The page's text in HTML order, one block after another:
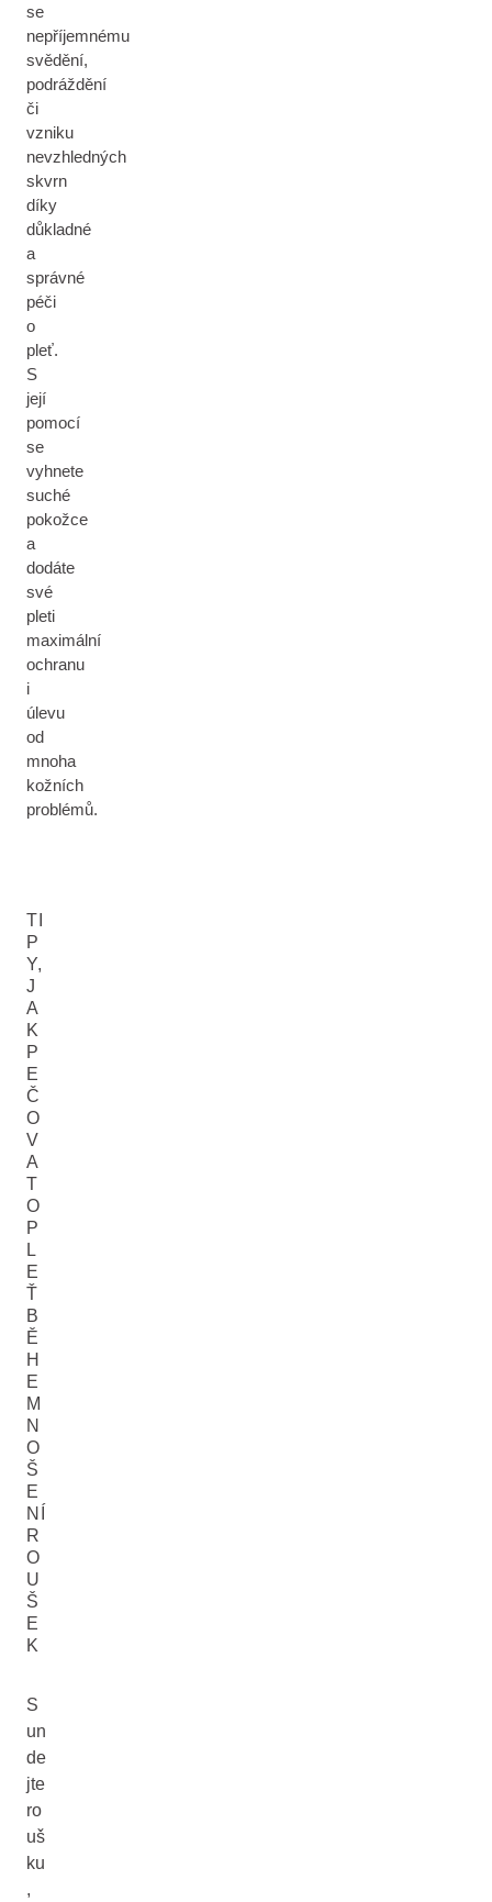
se
nepříjemnému
svědění,
podráždění
či
vzniku
nevzhledných
skvrn
díky
důkladné
a
správné
péči
o
pleť.
S
její
pomocí
se
vyhnete
suché
pokožce
a
dodáte
své
pleti
maximální
ochranu
i
úlevu
od
mnoha
kožních
problémů.
TI
P
Y,
J
A
K
P
E
Č
O
V
A
T
O
P
L
E
Ť
B
Ě
H
E
M
N
O
Š
E
NÍ
R
O
U
Š
E
K
S
un
de
jte
ro
uš
ku
,